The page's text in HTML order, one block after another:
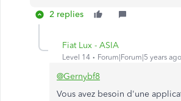
2 replies
Fiat Lux - ASIA
Level 14 Forum|Forum|5 years ago
@Gernybf8
Vous avez besoin d'une